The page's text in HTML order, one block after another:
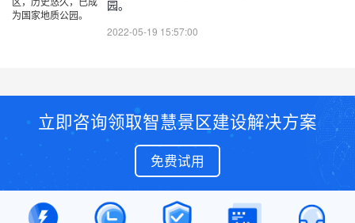
园。
2022-05-19 15:57:00
立即咨询领取智慧景区建设解决方案
免费试用